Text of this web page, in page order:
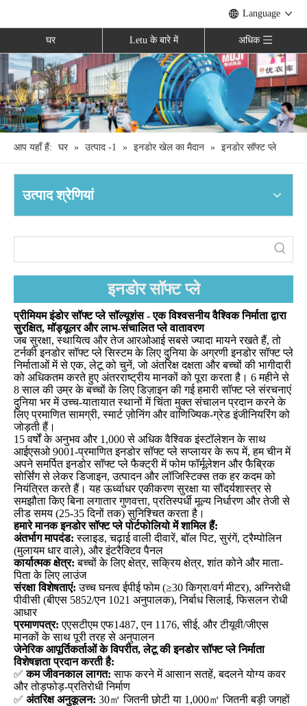
Language
घर Letu के बारे में अधिक
आप यहाँ हैं: घर » उत्पाद -1 » इनडोर खेल का मैदान » इनडोर सॉफ्ट प्ले
उत्पाद श्रेणियां
इनडोर सॉफ्ट प्ले
प्रीमियम इंडोर सॉफ्ट प्ले सॉल्यूशंस - एक विश्वसनीय वैश्विक निर्माता द्वारा
सुरक्षित, मॉड्यूलर और लाभ-संचालित प्ले वातावरण
जब सुरक्षा, स्थायित्व और तेज आरओआई सबसे ज्यादा मायने रखते हैं, तो
टर्नकी इनडोर सॉफ्ट प्ले सिस्टम के लिए दुनिया के अग्रणी इनडोर सॉफ्ट प्ले
निर्माताओं में से एक, लेटू को चुनें, जो अंतरिक्ष दक्षता और बच्चों की भागीदारी
को अधिकतम करते हुए अंतरराष्ट्रीय मानकों को पूरा करता है। 6 महीने से
8 साल की उम्र के बच्चों के लिए डिज़ाइन की गई हमारी सॉफ्ट प्ले संरचनाएं
दुनिया भर में उच्च-यातायात स्थानों में चिंता मुक्त संचालन प्रदान करने के
लिए प्रमाणित सामग्री, स्मार्ट ज़ोनिंग और वाणिज्यिक-ग्रेड इंजीनियरिंग को
जोड़ती हैं।
15 वर्षों के अनुभव और 1,000 से अधिक वैश्विक इंस्टॉलेशन के साथ
आईएसओ 9001-प्रमाणित इनडोर सॉफ्ट प्ले सप्लायर के रूप में, हम चीन में
अपने समर्पित इनडोर सॉफ्ट प्ले फैक्ट्री में फोम फॉर्मूलेशन और फैब्रिक
सोर्सिंग से लेकर डिजाइन, उत्पादन और लॉजिस्टिक्स तक हर कदम को
नियंत्रित करते हैं। यह ऊर्ध्वाधर एकीकरण सुरक्षा या सौंदर्यशास्त्र से
समझौता किए बिना लगातार गुणवत्ता, प्रतिस्पर्धी मूल्य निर्धारण और तेजी से
लीड समय (25-35 दिनों तक) सुनिश्चित करता है।
हमारे मानक इनडोर सॉफ्ट प्ले पोर्टफोलियो में शामिल हैं:
अंतर्भाग मापदंड: स्लाइड, चढ़ाई वाली दीवारें, बॉल पिट, सुरंगें, ट्रैम्पोलिन
(मुलायम धार वाले), और इंटरैक्टिव पैनल
कार्यात्मक क्षेत्र:बच्चों के लिए क्षेत्र, सक्रिय क्षेत्र, शांत कोने और माता-
पिता के लिए लाउंज
संरक्षा विशेषताएं:उच्च घनत्व ईपीई फोम (≥30 किग्रा/वर्ग मीटर), अग्निरोधी
पीवीसी (बीएस 5852/एन 1021 अनुपालक), निर्बाध सिलाई, फिसलन रोधी
आधार
प्रमाणपत्र: एएसटीएम एफ1487, एन 1176, सीई, और टीयूवी/जीएस
मानकों के साथ पूरी तरह से अनुपालन
जेनेरिक आपूर्तिकर्ताओं के विपरीत, लेटू की इनडोर सॉफ्ट प्ले निर्माता
विशेषज्ञता प्रदान करती है:
✅कम जीवनकाल लागत: साफ करने में आसान सतहें, बदलने योग्य कवर
और तोड़फोड़-प्रतिरोधी निर्माण
✅ अंतरिक्ष अनुकूलन: 30㎡ जितनी छोटी या 1,000㎡ जितनी बड़ी जगहों